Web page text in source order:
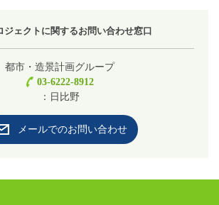
ジェクトに関するお問い合わせ窓口
都市・造景計画グループ
03-6222-8912
：日比野
メールでのお問い合わせ